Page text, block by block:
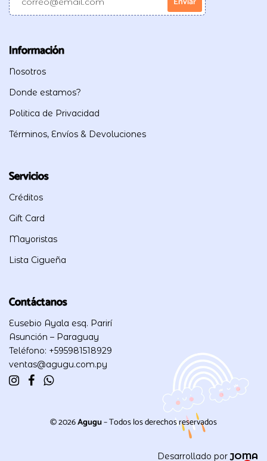
Información
Nosotros
Donde estamos?
Politica de Privacidad
Términos, Envíos & Devoluciones
Servicios
Créditos
Gift Card
Mayoristas
Lista Cigueña
Contáctanos
Eusebio Ayala esq. Parirí
Asunción – Paraguay
Teléfono: +595981518929
ventas@agugu.com.py
© 2026Agugu– Todos los derechos reservados
Desarrollado por JOMA